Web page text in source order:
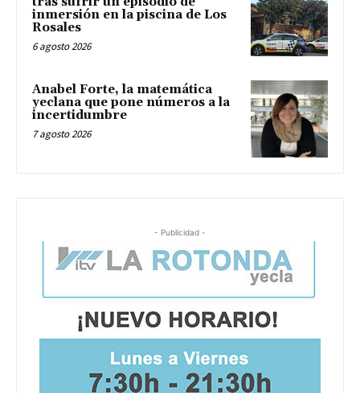
inmersión en la piscina de Los
Rosales
6 agosto 2026
Anabel Forte, la matemática
yeclana que pone números a la
incertidumbre
7 agosto 2026
- Publicidad -